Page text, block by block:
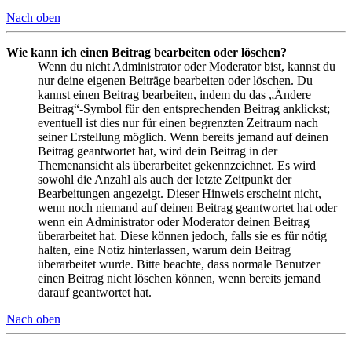
Nach oben
Wie kann ich einen Beitrag bearbeiten oder löschen?
Wenn du nicht Administrator oder Moderator bist, kannst du
nur deine eigenen Beiträge bearbeiten oder löschen. Du
kannst einen Beitrag bearbeiten, indem du das „Ändere
Beitrag“-Symbol für den entsprechenden Beitrag anklickst;
eventuell ist dies nur für einen begrenzten Zeitraum nach
seiner Erstellung möglich. Wenn bereits jemand auf deinen
Beitrag geantwortet hat, wird dein Beitrag in der
Themenansicht als überarbeitet gekennzeichnet. Es wird
sowohl die Anzahl als auch der letzte Zeitpunkt der
Bearbeitungen angezeigt. Dieser Hinweis erscheint nicht,
wenn noch niemand auf deinen Beitrag geantwortet hat oder
wenn ein Administrator oder Moderator deinen Beitrag
überarbeitet hat. Diese können jedoch, falls sie es für nötig
halten, eine Notiz hinterlassen, warum dein Beitrag
überarbeitet wurde. Bitte beachte, dass normale Benutzer
einen Beitrag nicht löschen können, wenn bereits jemand
darauf geantwortet hat.
Nach oben